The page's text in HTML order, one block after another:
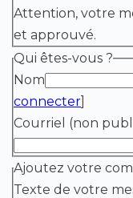
Attention, votre
et approuvé.
Qui êtes-vous ?
Nom
connecter]
Courriel (non
Ajoutez votre
Texte de votre